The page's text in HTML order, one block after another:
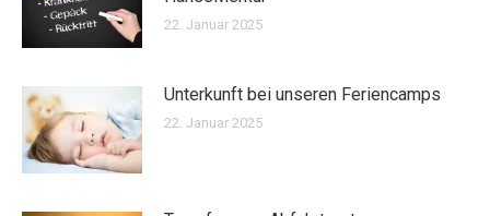
22. Januar 2025
Unterkunft bei unseren Feriencamps
22. Januar 2025